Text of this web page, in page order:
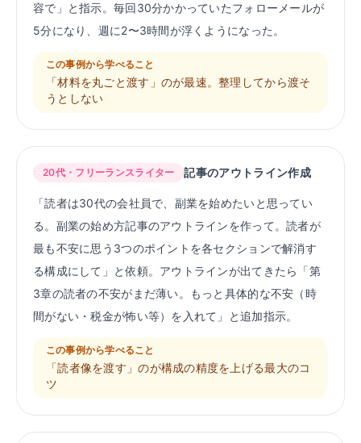
容で」と指示。毎回30分かかっていたフォローメールが
5分になり、週に2〜3時間が浮くようになった。
この事例から学べること
「材料を丸ごと渡す」のが最速。整理してから渡そ
うとしない
20代・フリーランスライター 記事のアウトライン作成
「読者は30代の会社員で、副業を始めたいと思ってい
る。副業の始め方記事のアウトラインを作って。読者が
最も不安に思う3つのポイントを各セクションで解消す
る構成にして」と依頼。アウトラインが出てきたら「第
3章の読者の不安がまだ薄い。もっと具体的な不安（時
間がない・税金が怖い等）を入れて」と追加指示。
この事例から学べること
「読者像を渡す」のが構成の精度を上げる最大のコ
ツ